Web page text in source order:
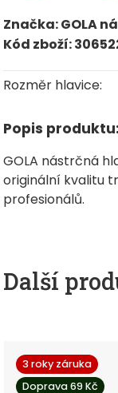
Značka: GOLA
Kód zboží:
Rozměr hlavice:
Popis produktu:
GOLA nástrčná
originální kvalitu
profesionálů.
Další
3 roky záruka
Doprava 69 Kč